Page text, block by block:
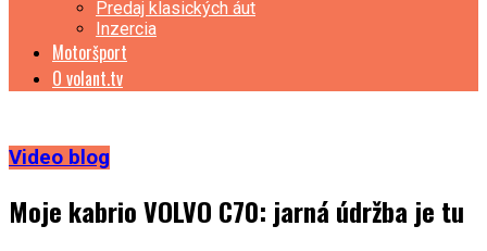
Predaj klasických áut
Inzercia
Motoršport
O volant.tv
Video blog
Moje kabrio VOLVO C70: jarná údržba je tu